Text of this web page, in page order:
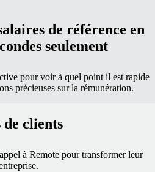
de référence en
seulement
pour voir à quel point il est rapide
précieuses sur la rémunération.
de clients
à Remote pour transformer leur